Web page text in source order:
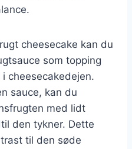
cheesecake kan du
som topping
cheesecakedejen.
sauce, kan du
med lidt
den tykner. Dette
til den søde